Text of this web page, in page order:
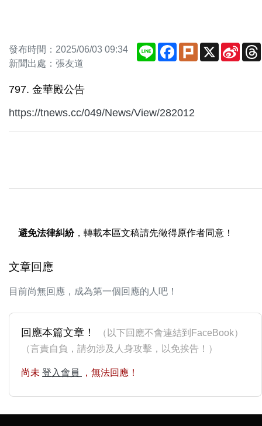
發布時間：2025/06/03 09:34
新聞出處：張友道
Line Facebook
Plurk X
Sina
797. 金華殿公告
https://tnews.cc/049/News/View/282012
避免法律糾紛，轉載本區文稿請先徵得原作者同意！
文章回應
目前尚無回應，成為第一個回應的人吧！
回應本篇文章！
（以下回應不會連結到FaceBook）
（言責自負，請勿涉及人身攻擊，以免挨告！）
尚未 登入會員 ，無法回應！